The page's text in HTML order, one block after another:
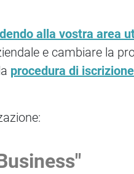
alla vostra area
e cambiare la
procedura di iscrizione